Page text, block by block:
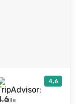
4,6
ville